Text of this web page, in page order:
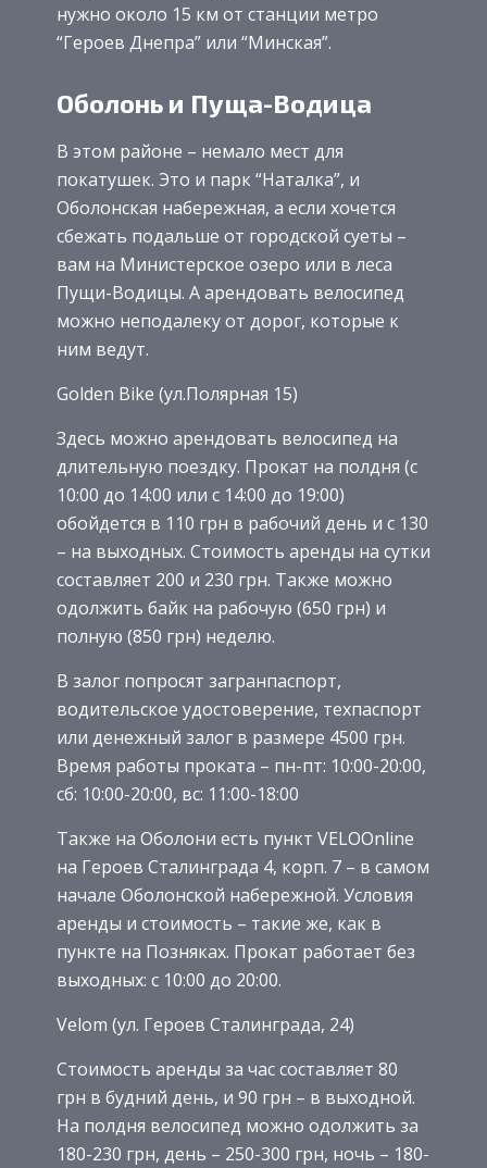
нужно около 15 км от станции метро
“Героев Днепра” или “Минская”.
Оболонь и Пуща-Водица
В этом районе – немало мест для
покатушек. Это и парк “Наталка”, и
Оболонская набережная, а если хочется
сбежать подальше от городской суеты –
вам на Министерское озеро или в леса
Пущи-Водицы. А арендовать велосипед
можно неподалеку от дорог, которые к
ним ведут.
Golden Bike (ул.Полярная 15)
Здесь можно арендовать велосипед на
длительную поездку. Прокат на полдня (с
10:00 до 14:00 или с 14:00 до 19:00)
обойдется в 110 грн в рабочий день и с 130
– на выходных. Стоимость аренды на сутки
составляет 200 и 230 грн. Также можно
одолжить байк на рабочую (650 грн) и
полную (850 грн) неделю.
В залог попросят загранпаспорт,
водительское удостоверение, техпаспорт
или денежный залог в размере 4500 грн.
Время работы проката – пн-пт: 10:00-20:00,
сб: 10:00-20:00, вс: 11:00-18:00
Также на Оболони есть пункт VELOOnline
на Героев Сталинграда 4, корп. 7 – в самом
начале Оболонской набережной. Условия
аренды и стоимость – такие же, как в
пункте на Позняках. Прокат работает без
выходных: с 10:00 до 20:00.
Velom (ул. Героев Сталинграда, 24)
Стоимость аренды за час составляет 80
грн в будний день, и 90 грн – в выходной.
На полдня велосипед можно одолжить за
180-230 грн, день – 250-300 грн, ночь – 180-